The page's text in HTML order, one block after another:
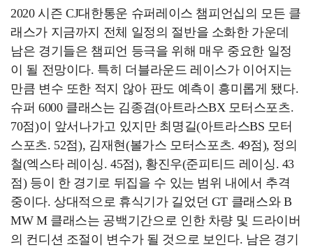
2020 시즌 CJ대한통운 슈퍼레이스 챔피언십의 모든 클
래스가 지금까지 전체 일정의 절반을 소화한 가운데
남은 경기들은 챔피언 등극을 위해 매우 중요한 일정
이 될 전망이다. 특히 더블라운드 레이스가 이어지는
만큼 변수 또한 적지 않아 판도 예측이 흥미롭게 됐다.
슈퍼 6000 클래스는 김종겸(아트라스BX 모터스포츠.
70점)이 앞서나가고 있지만 최명길(아트라스BS 모터
스포츠. 52점), 김재현(볼가스 모터스포츠. 49점), 정의
철(엑스타 레이싱. 45점), 황진우(준피티드 레이싱. 43
점) 등이 한 경기로 뒤집을 수 있는 범위 내에서 추격
중이다. 상대적으로 휴식기가 길었던 GT 클래스와 B
MW M 클래스는 공백기간으로 인한 차량 및 드라이버
의 컨디션 조절이 변수가 될 것으로 보인다. 남은 경기